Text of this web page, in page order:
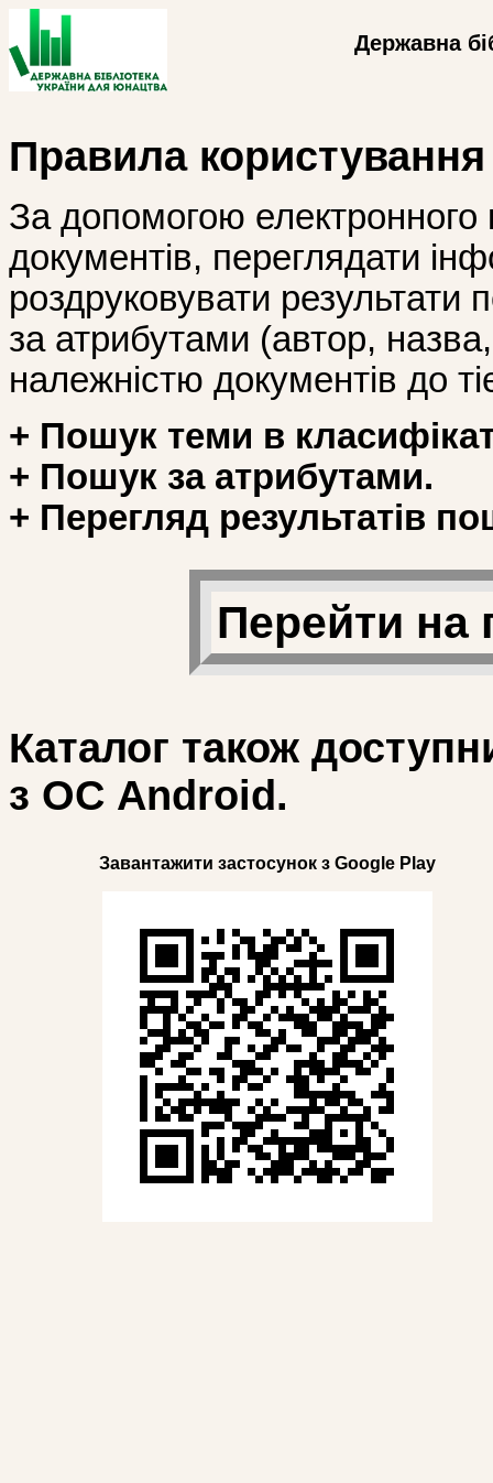
Державна
Правила
За допомогою
документів, переглядати
роздруковувати
за атрибутами (автор, назва,
належністю документів до
+ Пошук теми в
+ Пошук за атрибутами.
+ Перегляд результатів
Перейти на
Каталог також
з ОС Android.
Завантажити застосунок з Google Play